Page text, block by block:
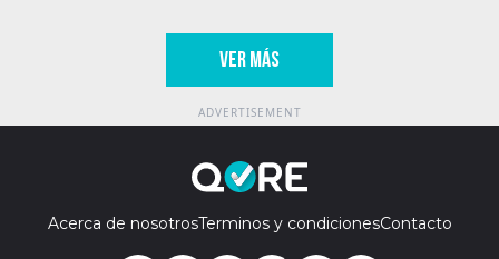
VER MÁS
Acerca de nosotrosTerminos y condicionesContacto